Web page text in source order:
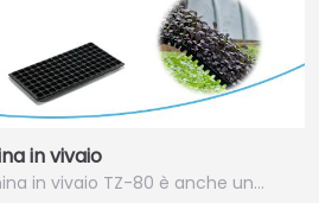
in vivaio
in vivaio TZ-80 è anche un…